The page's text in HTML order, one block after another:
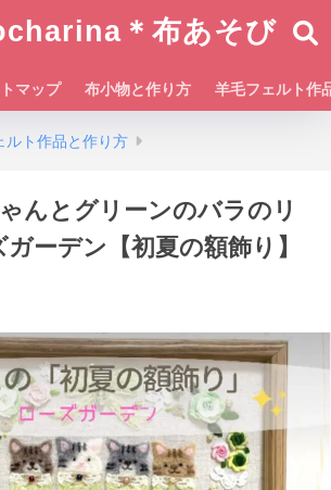
＊布あそび
マップ 布小物と作り方 羊毛フェルト作
ルト作品と作り方
んとグリーンのバラのリ
ーデン【初夏の額飾り】